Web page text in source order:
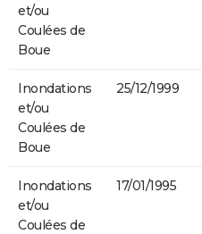
et/ou
Coulées de
Boue
Inondations
et/ou
Coulées de
Boue
25/12/1999
Inondations
et/ou
Coulées de
17/01/1995